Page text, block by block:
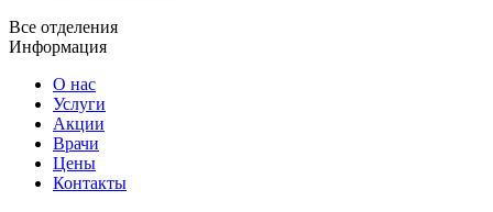
Все отделения
Информация
О нас
Услуги
Акции
Врачи
Цены
Контакты